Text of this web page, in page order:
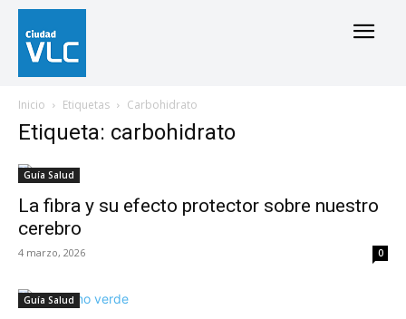
Inicio Etiquetas Carbohidrato
Etiqueta: carbohidrato
Guía Salud
La fibra y su efecto protector sobre nuestro
cerebro
4 marzo, 2026 0
Guía Salud